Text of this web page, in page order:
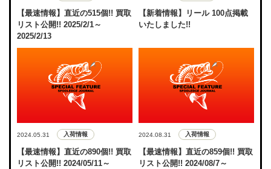
【最速情報】直近の515個!! 買取
リスト公開!! 2025/2/1～
2025/2/13
【新着情報】リール 100点掲載
いたしました!!
2024.05.31 入荷情報
【最速情報】直近の890個!! 買取
リスト公開!! 2024/05/11～
2024.08.31 入荷情報
【最速情報】直近の859個!! 買取
リスト公開!! 2024/08/7～